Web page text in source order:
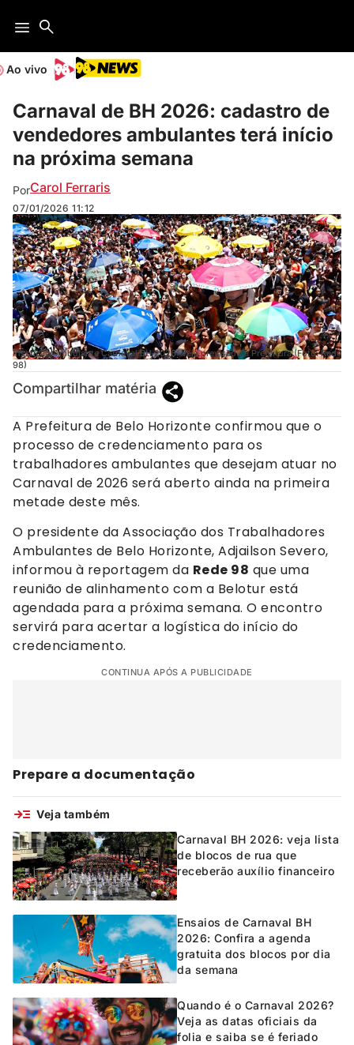
Ao vivo
Carnaval de BH 2026: cadastro de
vendedores ambulantes terá início
na próxima semana
PorCarol Ferraris
07/01/2026 11:12
Inscrição Ambulante Carnaval BH 2026: Veja previsão da Prefeitura (Foto: Rede
98)
Compartilhar matéria
A Prefeitura de Belo Horizonte confirmou que o
processo de credenciamento para os
trabalhadores ambulantes que desejam atuar no
Carnaval de 2026 será aberto ainda na primeira
metade deste mês.
O presidente da Associação dos Trabalhadores
Ambulantes de Belo Horizonte, Adjailson Severo,
informou à reportagem da Rede 98 que uma
reunião de alinhamento com a Belotur está
agendada para a próxima semana. O encontro
servirá para acertar a logística do início do
credenciamento.
CONTINUA APÓS A PUBLICIDADE
Prepare a documentação
Veja também
Carnaval BH 2026: veja lista
de blocos de rua que
receberão auxílio financeiro
Ensaios de Carnaval BH
2026: Confira a agenda
gratuita dos blocos por dia
da semana
Quando é o Carnaval 2026?
Veja as datas oficiais da
folia e saiba se é feriado